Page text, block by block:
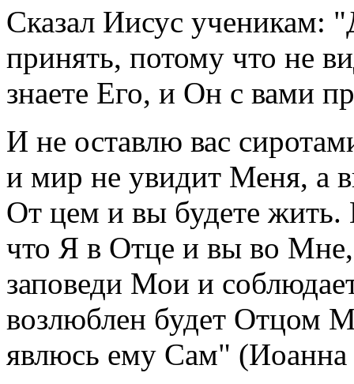
Сказал Иисус ученикам:
принять, потому что не
знаете Его, и Он с вами
И не оставлю вас
и мир не увидит Меня, а
От цем и вы будете жить.
что Я в Отце и вы во
заповеди Мои и
возлюблен будет Отцом
явлюсь ему Сам" (Иоанна